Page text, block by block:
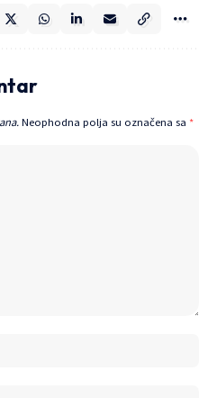
Neophodna polja su označena sa *